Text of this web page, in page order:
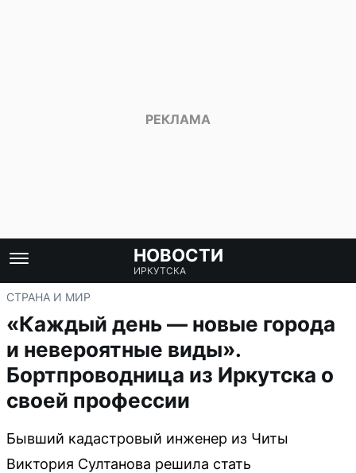
НОВОСТИ
ИРКУТСКА
СТРАНА И МИР
«Каждый день — новые города
и невероятные виды».
Бортпроводница из Иркутска о
своей профессии
Бывший кадастровый инженер из Читы
Виктория Султанова решила стать